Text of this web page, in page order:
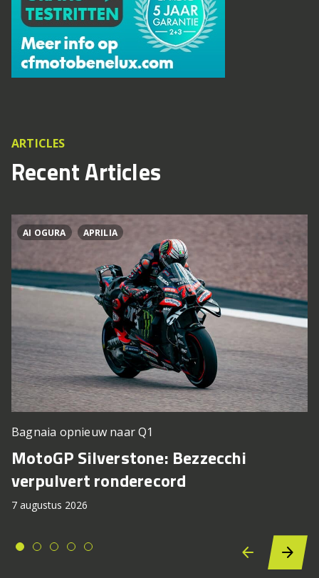
ARTICLES
Recent Articles
AI OGURA APRILIA
Bagnaia opnieuw naar Q1
MotoGP Silverstone: Bezzecchi
verpulvert ronderecord
7 augustus 2026